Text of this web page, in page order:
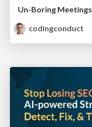
Un-Boring Meetings
codingconduct